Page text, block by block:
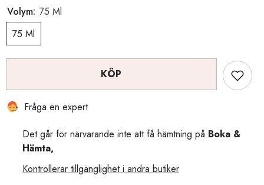
Volym: 75 Ml
75 Ml
KÖP
Fråga en expert
Det går för närvarande inte att få hämtning på Boka &
Hämta,
Kontrollerar tillgänglighet i andra butiker